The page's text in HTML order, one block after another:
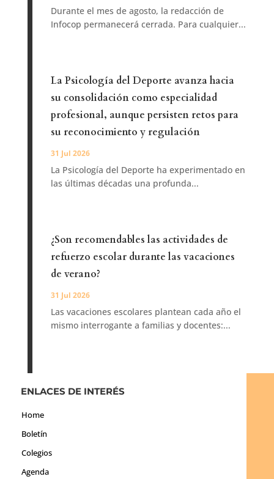
Durante el mes de agosto, la redacción de
Infocop permanecerá cerrada. Para cualquier...
La Psicología del Deporte avanza hacia
su consolidación como especialidad
profesional, aunque persisten retos para
su reconocimiento y regulación
31 Jul 2026
La Psicología del Deporte ha experimentado en
las últimas décadas una profunda...
¿Son recomendables las actividades de
refuerzo escolar durante las vacaciones
de verano?
31 Jul 2026
Las vacaciones escolares plantean cada año el
mismo interrogante a familias y docentes:...
ENLACES DE INTERÉS
Home
Boletín
Colegios
Agenda